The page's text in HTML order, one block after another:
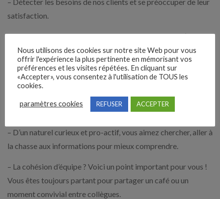
satisfaction.
La clientèle est proche de nos agences et les nuitées d’hôtel
sont limitées (2-3 par an).
Profil
Maintenant, parlons de vous…
– Vous justifiez d’une première expérience réussie d’au moins
3 ans acquise sur un poste similaire en audit.
– D’un naturel curieux et pro-actif, vous aimez chercher, aller à
la chasse aux informations pour mieux comprendre.
– La cohésion d’équipe ? Voici un point important pour vous !
Vous êtes toujours partant pour partager un café ou un
moment convivial entre collègues.
Nous utilisons des cookies sur notre site Web pour vous
offrir l'expérience la plus pertinente en mémorisant vos
préférences et les visites répétées. En cliquant sur
«Accepter», vous consentez à l'utilisation de TOUS les
cookies.
paramètres cookies REFUSER ACCEPTER